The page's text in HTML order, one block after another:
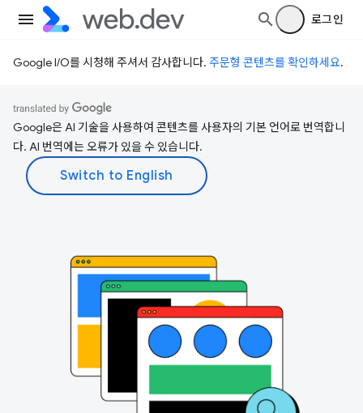
로그인
Google I/O를 시청해 주셔서 감사합니다. 주문형 콘텐츠를 확인하세요.
Google은 AI 기술을 사용하여 콘텐츠를 사용자의 기본 언어로 번역합니
다. AI 번역에는 오류가 있을 수 있습니다.